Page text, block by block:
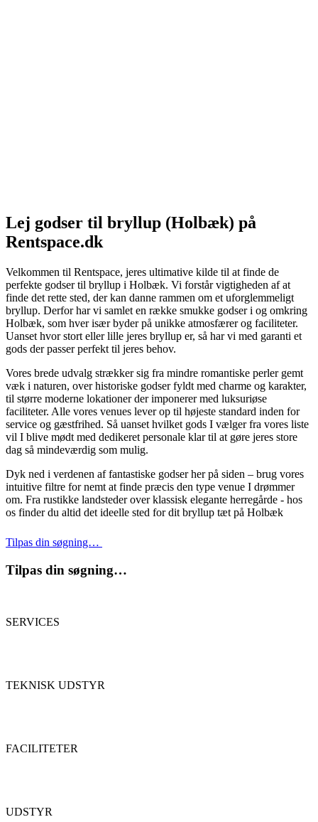
Lej godser til bryllup (Holbæk) på
Rentspace.dk
Velkommen til Rentspace, jeres ultimative kilde til at finde de
perfekte godser til bryllup i Holbæk. Vi forstår vigtigheden af at
finde det rette sted, der kan danne rammen om et uforglemmeligt
bryllup. Derfor har vi samlet en række smukke godser i og omkring
Holbæk, som hver især byder på unikke atmosfærer og faciliteter.
Uanset hvor stort eller lille jeres bryllup er, så har vi med garanti et
gods der passer perfekt til jeres behov.
Vores brede udvalg strækker sig fra mindre romantiske perler gemt
væk i naturen, over historiske godser fyldt med charme og karakter,
til større moderne lokationer der imponerer med luksuriøse
faciliteter. Alle vores venues lever op til højeste standard inden for
service og gæstfrihed. Så uanset hvilket gods I vælger fra vores liste
vil I blive mødt med dedikeret personale klar til at gøre jeres store
dag så mindeværdig som mulig.
Dyk ned i verdenen af fantastiske godser her på siden – brug vores
intuitive filtre for nemt at finde præcis den type venue I drømmer
om. Fra rustikke landsteder over klassisk elegante herregårde - hos
os finder du altid det ideelle sted for dit bryllup tæt på Holbæk
Tilpas din søgning…
Tilpas din søgning…
SERVICES
TEKNISK UDSTYR
FACILITETER
UDSTYR